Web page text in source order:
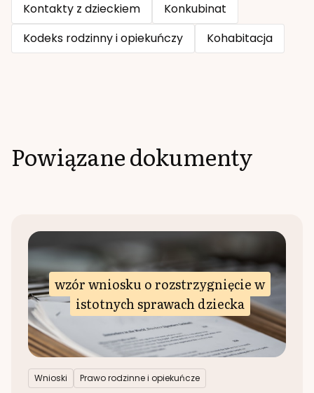
Kontakty z dzieckiem
Konkubinat
Kodeks rodzinny i opiekuńczy
Kohabitacja
Powiązane dokumenty
wzór wniosku o rozstrzygnięcie w
istotnych sprawach dziecka
Wnioski Prawo rodzinne i opiekuńcze